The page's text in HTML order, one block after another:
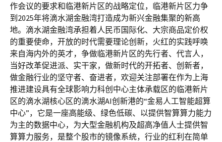
作会议的要求和临港新片区的战略定位，临港新片区力争
到2025年将滴水湖金融湾打造成为新兴金融集聚的新高
地。滴水湖金融湾承担着人民币国际化、大宗商品定价权
的重要使命，开放的时代需要理论创新，火红的实践呼唤
来自海内外的英才，争做临港新片区的先行者、代言人，
当好改革促进派、实干家，做新时代的开拓者、创新者，
做金融行业的坚守者、奋进者，欢迎关注部署在作为上海
推进建设具有全球影响力科创中心主体承载区的临港新片
区的滴水湖核心区的滴水湖AI创新港的“金易人工智能超算
中心”，它是一座高能级、绿色低碳、以提供智算算力能力
为主的数据中心，为大型金融机构及超高净值人士提供智
算算力服务，是整个股市的镜像系统，行业的红利在简单